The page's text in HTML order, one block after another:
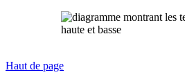
Haut de page